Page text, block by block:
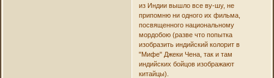
из Индии вышло все ву-шу, не
припомню ни одного их фильма,
посвященного национальному
мордобою (разве что попытка
изобразить индийский колорит в
"Мифе" Джеки Чена, так и там
индийских бойцов изображают
китайцы).